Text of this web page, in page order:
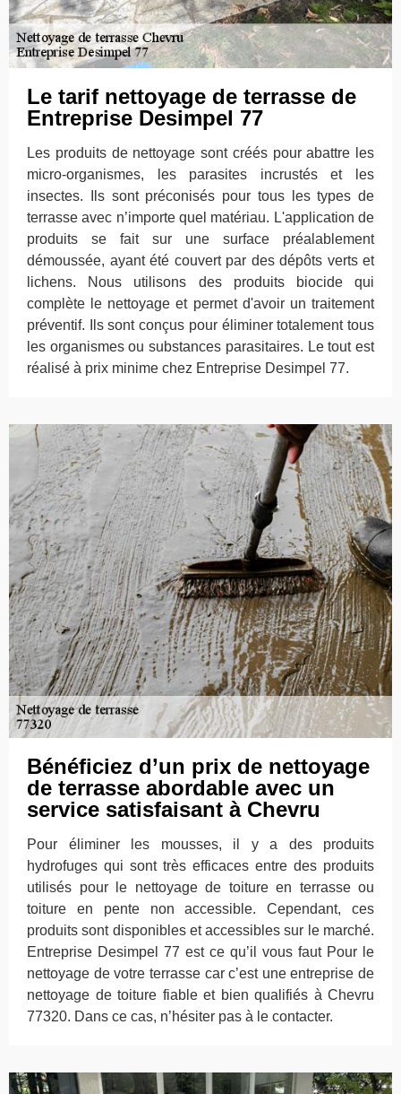
Le tarif nettoyage de terrasse de
Entreprise Desimpel 77
Les produits de nettoyage sont créés pour abattre les
micro-organismes, les parasites incrustés et les
insectes. Ils sont préconisés pour tous les types de
terrasse avec n’importe quel matériau. L'application de
produits se fait sur une surface préalablement
démoussée, ayant été couvert par des dépôts verts et
lichens. Nous utilisons des produits biocide qui
complète le nettoyage et permet d'avoir un traitement
préventif. Ils sont conçus pour éliminer totalement tous
les organismes ou substances parasitaires. Le tout est
réalisé à prix minime chez Entreprise Desimpel 77.
Bénéficiez d’un prix de nettoyage
de terrasse abordable avec un
service satisfaisant à Chevru
Pour éliminer les mousses, il y a des produits
hydrofuges qui sont très efficaces entre des produits
utilisés pour le nettoyage de toiture en terrasse ou
toiture en pente non accessible. Cependant, ces
produits sont disponibles et accessibles sur le marché.
Entreprise Desimpel 77 est ce qu’il vous faut Pour le
nettoyage de votre terrasse car c’est une entreprise de
nettoyage de toiture fiable et bien qualifiés à Chevru
77320. Dans ce cas, n’hésiter pas à le contacter.